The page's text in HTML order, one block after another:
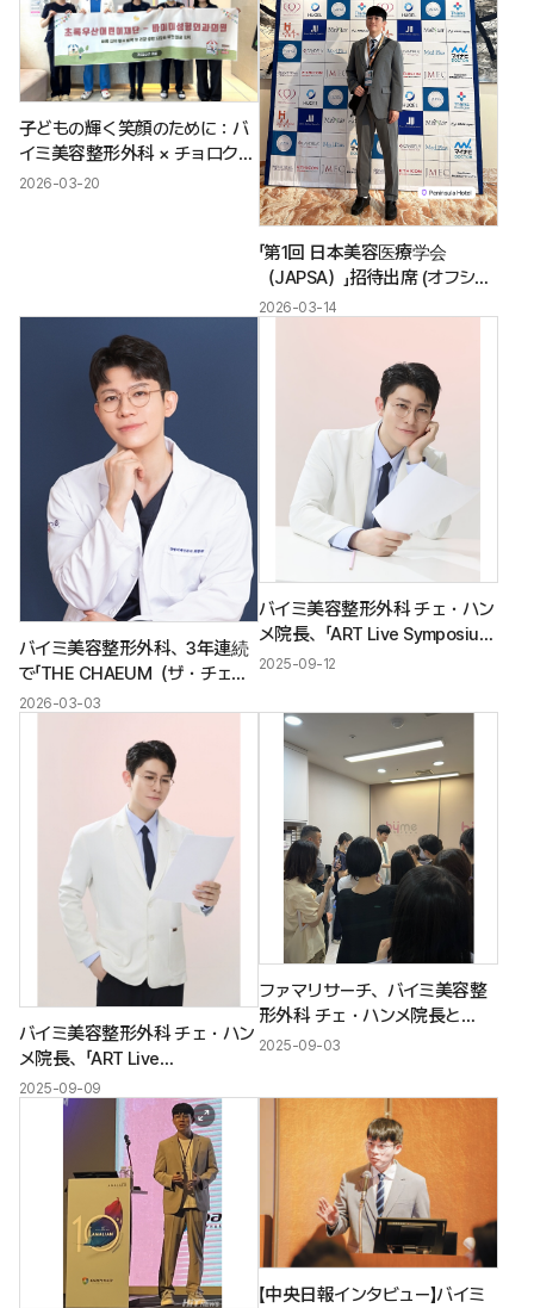
子どもの輝く笑顔のために：バ
イミ美容整形外科 × チョロクウ
サン(緑の傘)子供財団 協約式の
2026-03-20
「第1回 日本美容医療学会
（JAPSA）」招待出席 (オフショ
ット)
2026-03-14
バイミ美容整形外科、3年連続
で「THE CHAEUM（ザ・チェウ
ム）」TOP 5クリニックに選出
2026-03-03
バイミ美容整形外科 チェ・ハン
メ院長、「ART Live Symposium」
で肩フィラー施術を実演
2025-09-12
バイミ美容整形外科 チェ・ハン
メ院長、「ART Live
Symposium（アート・ライブ・
シンポジウム）」を盛況のうちに
2025-09-09
ファマリサーチ、バイミ美容整
形外科 チェ・ハンメ院長と
「Rejuviel（リジュビエル）」共同
2025-09-03
【中央日報インタビュー】バイミ